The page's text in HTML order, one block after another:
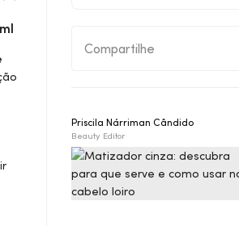
Compartilhe
Priscila Nárriman Cândido
Beauty Editor